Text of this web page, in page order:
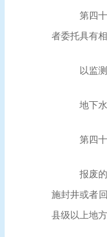
第四
者委托具有
以监
地下
第四
报废
施封井或者
县级以上地